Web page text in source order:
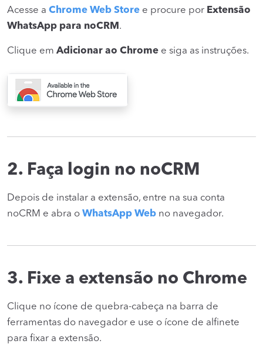
Acesse a Chrome Web Store e procure por Extensão
WhatsApp para noCRM .
Clique em Adicionar ao Chrome e siga as instruções.
2. Faça login no noCRM
Depois de instalar a extensão, entre na sua conta
noCRM e abra o WhatsApp Web no navegador.
3. Fixe a extensão no Chrome
Clique no ícone de quebra-cabeça na barra de
ferramentas do navegador e use o ícone de alfinete
para fixar a extensão.